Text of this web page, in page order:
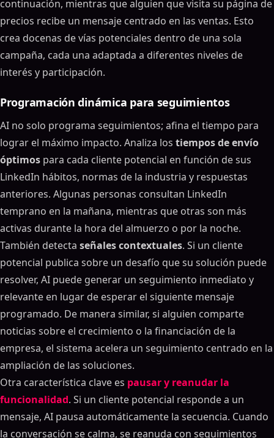
continuación, mientras que alguien que visita su página de
precios recibe un mensaje centrado en las ventas. Esto
crea docenas de vías potenciales dentro de una sola
campaña, cada una adaptada a diferentes niveles de
interés y participación.
Programación dinámica para seguimientos
AI no solo programa seguimientos; afina el tiempo para
lograr el máximo impacto. Analiza los tiempos de envío
óptimos para cada cliente potencial en función de sus
LinkedIn hábitos, normas de la industria y respuestas
anteriores. Algunas personas consultan LinkedIn
temprano en la mañana, mientras que otras son más
activas durante la hora del almuerzo o por la noche.
También detecta señales contextuales. Si un cliente
potencial publica sobre un desafío que su solución puede
resolver, AI puede generar un seguimiento inmediato y
relevante en lugar de esperar el siguiente mensaje
programado. De manera similar, si alguien comparte
noticias sobre el crecimiento o la financiación de la
empresa, el sistema acelera un seguimiento centrado en la
ampliación de las soluciones.
Otra característica clave es pausar y reanudar la
funcionalidad. Si un cliente potencial responde a un
mensaje, AI pausa automáticamente la secuencia. Cuando
la conversación se calma, se reanuda con seguimientos